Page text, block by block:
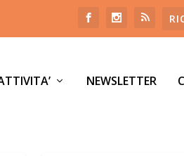
NEWSLETTER